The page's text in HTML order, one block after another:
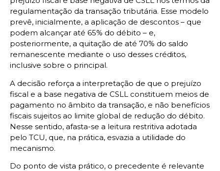
regulamentação da transação tributária. Esse modelo
prevê, inicialmente, a aplicação de descontos – que
podem alcançar até 65% do débito – e,
posteriormente, a quitação de até 70% do saldo
remanescente mediante o uso desses créditos,
inclusive sobre o principal.
A decisão reforça a interpretação de que o prejuízo
fiscal e a base negativa de CSLL constituem meios de
pagamento no âmbito da transação, e não benefícios
fiscais sujeitos ao limite global de redução do débito.
Nesse sentido, afasta-se a leitura restritiva adotada
pelo TCU, que, na prática, esvazia a utilidade do
mecanismo.
Do ponto de vista prático, o precedente é relevante